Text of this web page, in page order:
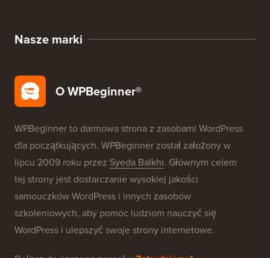
SEO WordPress
Darmowa konfiguracja bloga
Nasze marki
O WPBeginner®
WPBeginner to darmowa strona z zasobami WordPress